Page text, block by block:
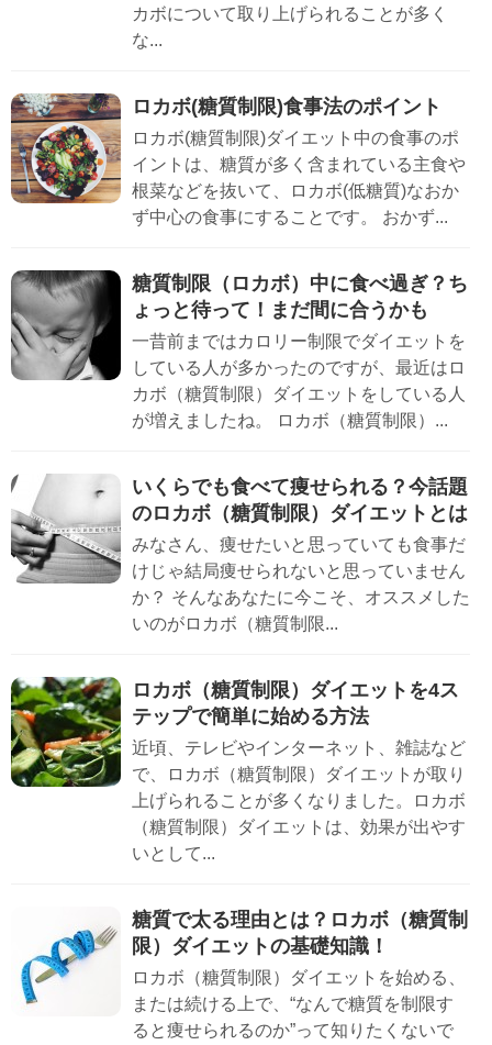
カボについて取り上げられることが多く
な...
ロカボ(糖質制限)食事法のポイント
ロカボ(糖質制限)ダイエット中の食事のポ
イントは、糖質が多く含まれている主食や
根菜などを抜いて、ロカボ(低糖質)なおか
ず中心の食事にすることです。 おかず...
糖質制限（ロカボ）中に食べ過ぎ？ち
ょっと待って！まだ間に合うかも
一昔前まではカロリー制限でダイエットを
している人が多かったのですが、最近はロ
カボ（糖質制限）ダイエットをしている人
が増えましたね。 ロカボ（糖質制限）...
いくらでも食べて痩せられる？今話題
のロカボ（糖質制限）ダイエットとは
みなさん、痩せたいと思っていても食事だ
けじゃ結局痩せられないと思っていません
か？ そんなあなたに今こそ、オススメした
いのがロカボ（糖質制限...
ロカボ（糖質制限）ダイエットを4ス
テップで簡単に始める方法
近頃、テレビやインターネット、雑誌など
で、ロカボ（糖質制限）ダイエットが取り
上げられることが多くなりました。ロカボ
（糖質制限）ダイエットは、効果が出やす
いとして...
糖質で太る理由とは？ロカボ（糖質制
限）ダイエットの基礎知識！
ロカボ（糖質制限）ダイエットを始める、
または続ける上で、“なんで糖質を制限す
ると痩せられるのか”って知りたくないで